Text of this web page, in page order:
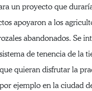
un proyecto que
apoyaron a los
abandonados. Se
de tenencia de la
quieran disfrutar la
ejemplo en la ciudad